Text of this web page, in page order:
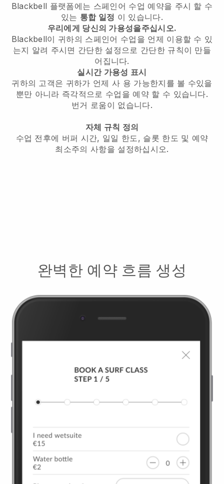
Blackbell 플랫폼에는 스페인어 수업 예약을 주시 할 수
있는 통합 일정 이 있습니다.
우리에게 당신의 가용성을주십시오.
Blackbell이 귀하의 스페인어 수업을 언제 이용할 수 있
는지 알려 주시면 간단한 설정으로 간단한 규칙이 만들
어집니다.
실시간 가용성 표시
귀하의 고객은 귀하가 언제 사 용 가능한지를 볼 수있을
뿐만 아니라 즉각적으로 수업을 예약 할 수 있습니다.
번거 로움이 없습니다.
자체 규칙 정의
수업 전후에 버퍼 시간, 일일 한도, 슬롯 한도 및 예약
최소주의 사항을 설정하십시오.
완벽한 예약 흐름 생성